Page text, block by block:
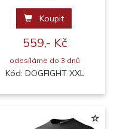
Koupit
559,- Kč
odesíláme do 3 dnů
Kód: DOGFIGHT XXL